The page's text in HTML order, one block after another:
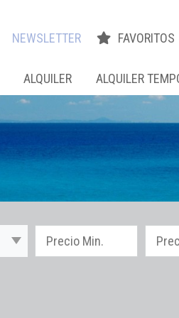
NEWSLETTER FAVORITOS
ALQUILER ALQUILER